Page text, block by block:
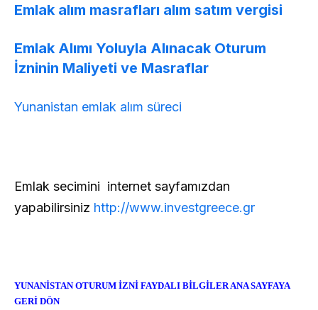
Emlak alım masrafları alım satım vergisi
Emlak Alımı Yoluyla Alınacak Oturum
İzninin Maliyeti ve Masraflar
Yunanistan emlak alım süreci
Emlak secimini internet sayfamızdan
yapabilirsiniz http://www.investgreece.gr
YUNANİSTAN OTURUM İZNİ FAYDALI BİLGİLER ANA SAYFAYA
GERİ DÖN